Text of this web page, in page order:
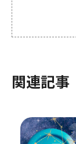
関連記事